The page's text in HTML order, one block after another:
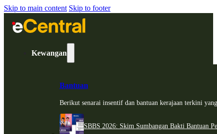
Skip to main content Skip to footer
Kewangan
Bantuan
Berikut senarai insentif dan bantuan kerajaan terkini
SBBS 2026: Skim Sumbangan Bakti Bantuan